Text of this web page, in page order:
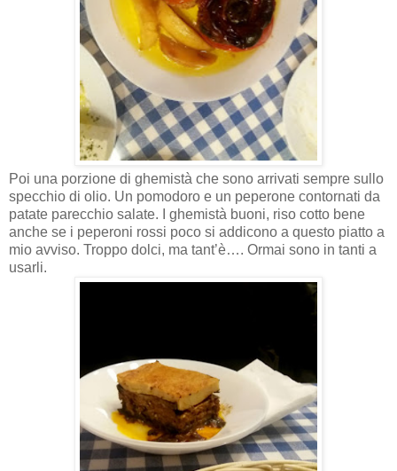
Poi una porzione di ghemistà che sono arrivati sempre sullo
specchio di olio. Un pomodoro e un peperone contornati da
patate parecchio salate. I ghemistà buoni, riso cotto bene
anche se i peperoni rossi poco si addicono a questo piatto a
mio avviso. Troppo dolci, ma tant’è…. Ormai sono in tanti a
usarli.